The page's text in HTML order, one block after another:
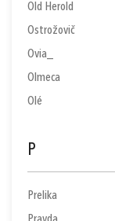
Old Herold
Ostrožovič
Ovia_
Olmeca
Olé
P
Prelika